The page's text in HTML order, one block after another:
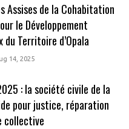
Assises de la Cohabitation
le Développement
du Territoire d’Opala
14, 2025
: la société civile de la
pour justice, réparation
collective